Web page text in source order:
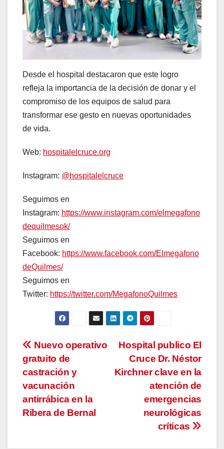
Desde el hospital destacaron que este logro
refleja la importancia de la decisión de donar y el
compromiso de los equipos de salud para
transformar ese gesto en nuevas oportunidades
de vida.
Web: hospitalelcruce.org
Instagram: @hospitalelcruce
Seguimos en
Instagram: https://www.instagram.com/elmegafono
dequilmesok/
Seguimos en
Facebook: https://www.facebook.com/Elmegafono
deQuilmes/
Seguimos en
Twitter: https://twitter.com/MegafonoQuilmes
Navegación
de
entradas
Hospital publico El
Cruce Dr. Néstor
Kirchner clave en la
atención de
emergencias
neurológicas
críticas
Nuevo operativo
gratuito de
castración y
vacunación
antirrábica en la
Ribera de Bernal